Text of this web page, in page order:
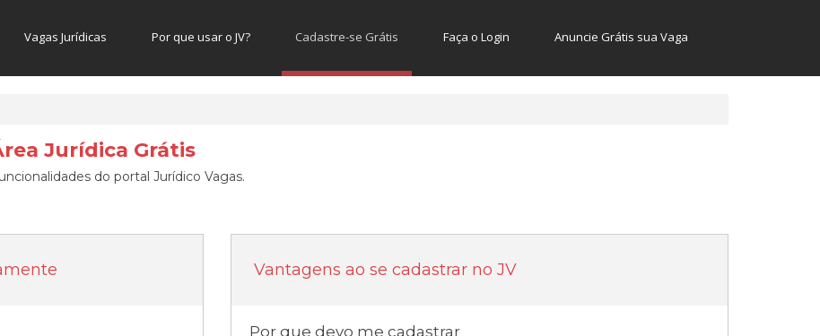
Vagas Jurídicas Por que usar o JV? Cadastre-se Grátis Faça o Login Anuncie Grátis sua Vaga
Jurídica Grátis
do portal Jurídico Vagas.
Vantagens ao se cadastrar no JV
Por que devo me cadastrar